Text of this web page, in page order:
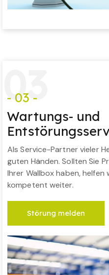
03
- 03 -
Wartungs- und
Als Service-Partner vieler
guten Händen. Sollten Sie
Ihrer Wallbox haben, helfen
kompetent weiter.
Störung melden